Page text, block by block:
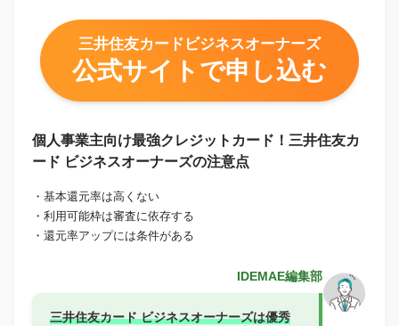
三井住友カードビジネスオーナーズ
公式サイトで申し込む
個人事業主向け最強クレジットカード！三井住友カ
ード ビジネスオーナーズの注意点
・基本還元率は高くない
・利用可能枠は審査に依存する
・還元率アップには条件がある
IDEMAE編集部
三井住友カード ビジネスオーナーズは優秀